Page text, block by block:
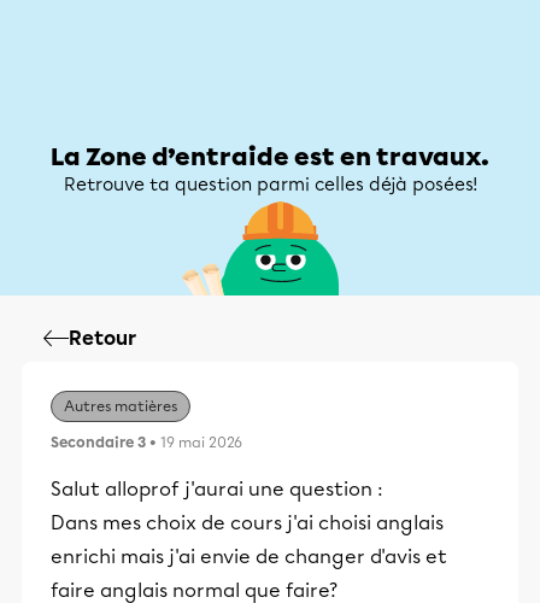
La Zone d’entraide est en travaux.
Retrouve ta question parmi celles déjà posées!
Retour
Autres matières
Secondaire 3 • 19 mai 2026
Salut alloprof j'aurai une question :
Dans mes choix de cours j'ai choisi anglais
enrichi mais j'ai envie de changer d'avis et
faire anglais normal que faire?